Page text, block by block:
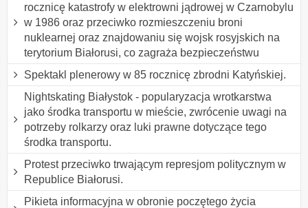
rocznicę katastrofy w elektrowni jądrowej w Czarnobylu
w 1986 oraz przeciwko rozmieszczeniu broni
nuklearnej oraz znajdowaniu się wojsk rosyjskich na
terytorium Białorusi, co zagraża bezpieczeństwu
Spektakl plenerowy w 85 rocznicę zbrodni Katyńskiej.
Nightskating Białystok - popularyzacja wrotkarstwa
jako środka transportu w mieście, zwrócenie uwagi na
potrzeby rolkarzy oraz luki prawne dotyczące tego
środka transportu.
Protest przeciwko trwającym represjom politycznym w
Republice Białorusi.
Pikieta informacyjna w obronie poczętego życia